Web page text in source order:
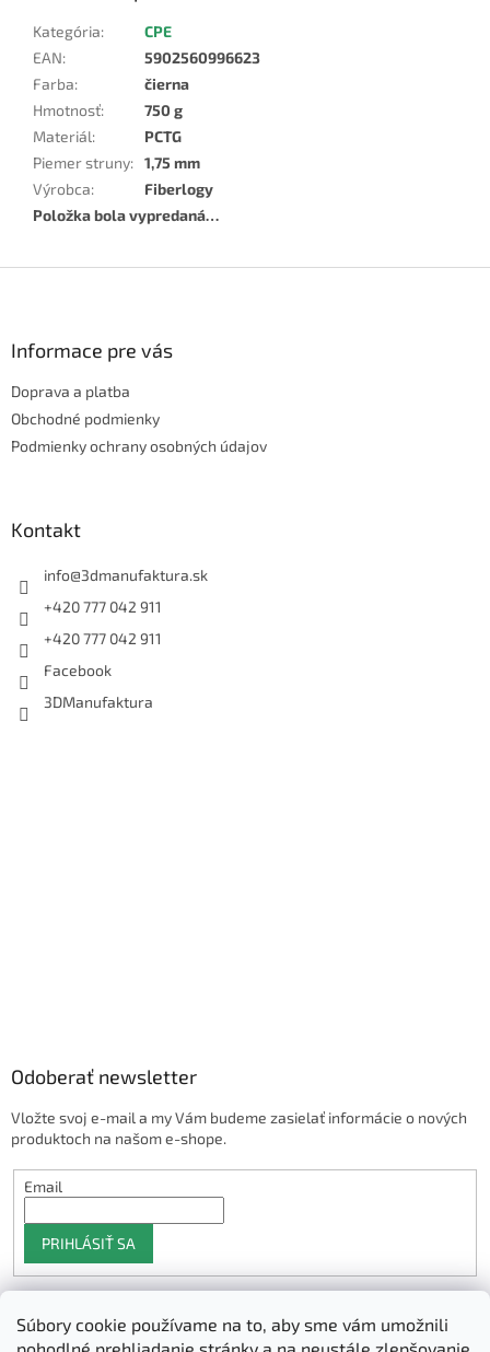
Súbory cookie používame na to, aby sme vám umožnili
Kategória:
CPE
EAN:
5902560996623
Farba:
čierna
Hmotnosť:
750 g
Materiál:
PCTG
Piemer struny: 1,75 mm
Výrobca:
Fiberlogy
Položka bola vypredaná…
Informace pre vás
Doprava a platba
Obchodné podmienky
Podmienky ochrany osobných údajov
Kontakt
info@3dmanufaktura.sk
+420 777 042 911
+420 777 042 911
Facebook
3DManufaktura
Odoberať newsletter
Vložte svoj e-mail a my Vám budeme zasielať informácie o nových
produktoch na našom e-shope.
Email
PRIHLÁSIŤ SA
Shoptet.sk